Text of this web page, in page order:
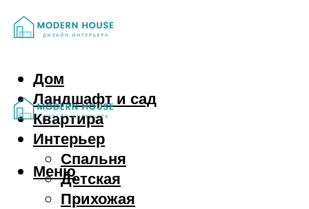
Дом
Ландшафт и сад
Квартира
Интерьер
Спальня
Детская
Прихожая
Меню